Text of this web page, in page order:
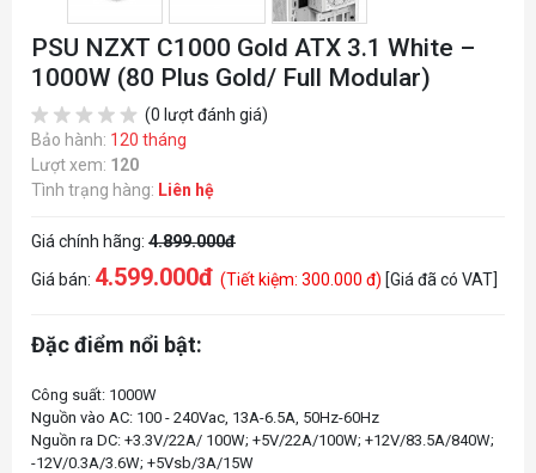
PSU NZXT C1000 Gold ATX 3.1 White –
1000W (80 Plus Gold/ Full Modular)
(0 lượt đánh giá)
Bảo hành: 120 tháng
Lượt xem: 120
Tình trạng hàng: Liên hệ
Giá chính hãng: 4.899.000đ
Giá bán: 4.599.000đ (Tiết kiệm: 300.000 đ) [Giá đã có VAT]
Đặc điểm nổi bật:
Công suất: 1000W
Nguồn vào AC: 100 - 240Vac, 13A-6.5A, 50Hz-60Hz
Nguồn ra DC: +3.3V/22A/ 100W; +5V/22A/100W; +12V/83.5A/840W;
-12V/0.3A/3.6W; +5Vsb/3A/15W